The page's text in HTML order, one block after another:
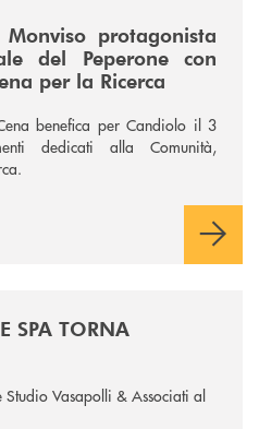
protagonista
del Peperone con
per la Ricerca
benefica per Candiolo il 3
dedicati alla Comunità,
SPA TORNA
Studio Vasapolli & Associati al